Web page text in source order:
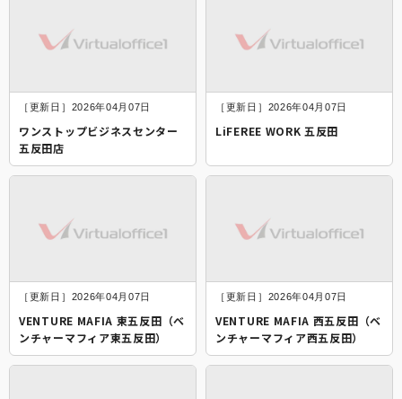
［更新日］2026年04月07日
ワンストップビジネスセンター
五反田店
［更新日］2026年04月07日
LiFEREE WORK 五反田
［更新日］2026年04月07日
VENTURE MAFIA 東五反田（ベ
ンチャーマフィア東五反田）
［更新日］2026年04月07日
VENTURE MAFIA 西五反田（ベ
ンチャーマフィア西五反田）